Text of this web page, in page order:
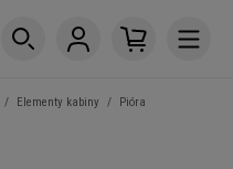
/ Elementy kabiny /
Pióra